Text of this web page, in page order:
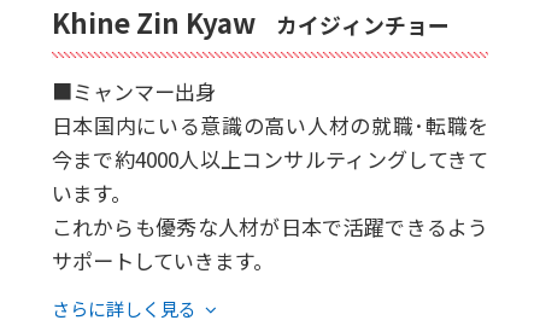
Khine Zin Kyaw カイジィンチョー
■ミャンマー出身
日本国内にいる意識の高い人材の就職･転職を
今まで約4000人以上コンサルティングしてきて
います。
これからも優秀な人材が日本で活躍できるよう
サポートしていきます。